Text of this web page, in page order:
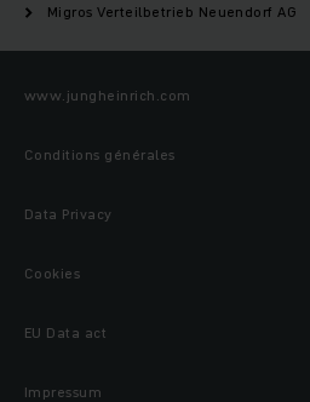
Migros Verteilbetrieb Neuendorf AG
www.jungheinrich.com
Conditions générales
Data Privacy
Cookies
EU Data act
Impressum